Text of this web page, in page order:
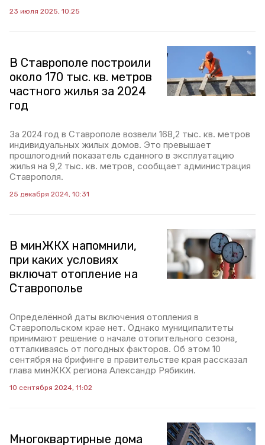
23 июля 2025, 10:25
В Ставрополе построили
около 170 тыс. кв. метров
частного жилья за 2024
год
За 2024 год в Ставрополе возвели 168,2 тыс. кв. метров
индивидуальных жилых домов. Это превышает
прошлогодний показатель сданного в эксплуатацию
жилья на 9,2 тыс. кв. метров, сообщает администрация
Ставрополя.
25 декабря 2024, 10:31
В минЖКХ напомнили,
при каких условиях
включат отопление на
Ставрополье
Определённой даты включения отопления в
Ставропольском крае нет. Однако муниципалитеты
принимают решение о начале отопительного сезона,
отталкиваясь от погодных факторов. Об этом 10
сентября на брифинге в правительстве края рассказал
глава минЖКХ региона Александр Рябикин.
10 сентября 2024, 11:02
Многоквартирные дома